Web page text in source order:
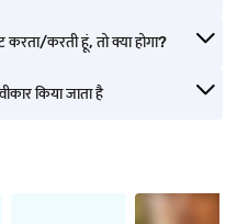
करता/करती हूं, तो क्या होगा?
किया जाता है